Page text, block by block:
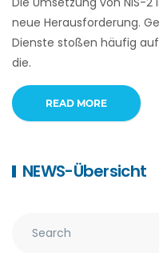
neue Herausforderung.
Dienste stoßen häufig
die.
READ MORE
NEWS-Übersicht